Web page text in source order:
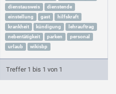
dienstausweis
dienstende
einstellung
gast
hilfskraft
krankheit
kündigung
lehrauftrag
nebentätigkeit
parken
personal
urlaub
wikisbp
Treffer 1 bis 1 von 1